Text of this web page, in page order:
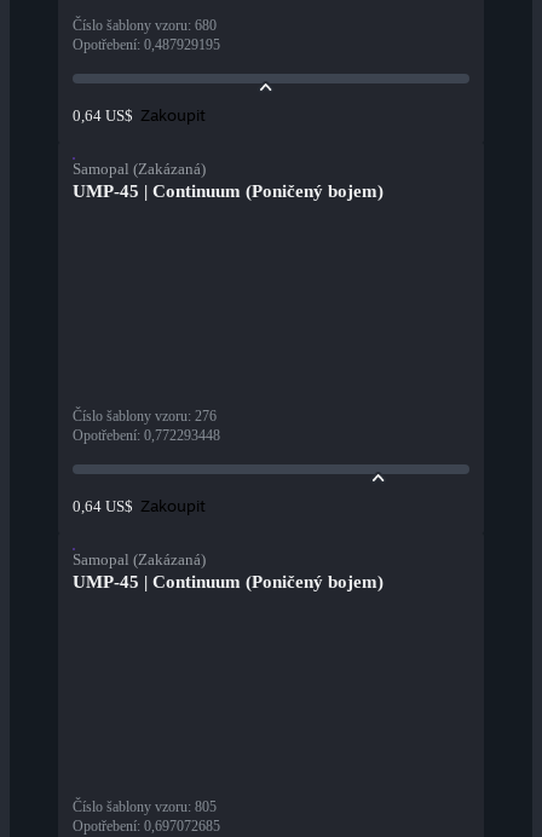
Číslo šablony vzoru: 680
Opotřebení: 0,487929195
0,64 US$ Zakoupit
Samopal (Zakázaná)
UMP-45 | Continuum (Poničený bojem)
Číslo šablony vzoru: 276
Opotřebení: 0,772293448
0,64 US$ Zakoupit
Samopal (Zakázaná)
UMP-45 | Continuum (Poničený bojem)
Číslo šablony vzoru: 805
Opotřebení: 0,697072685